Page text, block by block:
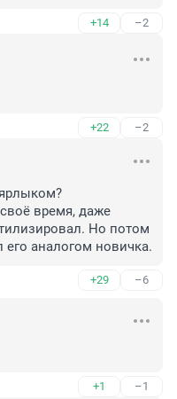
+14 –2
+22 –2
время, даже
Но потом
его аналогом новичка.
+29 –6
+1 –1